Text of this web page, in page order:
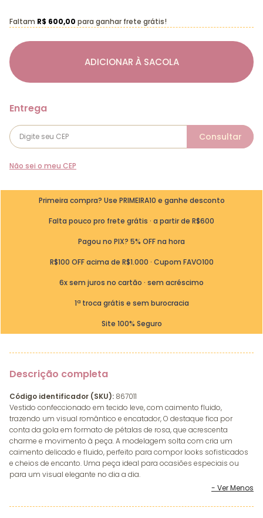
ADICIONAR À SACOLA
Faltam R$ 600,00 para ganhar frete grátis!
Não sei o meu CEP
Primeira compra? Use PRIMEIRA10 e ganhe desconto
Falta pouco pro frete grátis · a partir de R$600
Pagou no PIX? 5% OFF na hora
R$100 OFF acima de R$1.000 · Cupom FAVO100
6x sem juros no cartão · sem acréscimo
1ª troca grátis e sem burocracia
Site 100% Seguro
Descrição completa
Código identificador (SKU): 867011
Vestido confeccionado em tecido leve, com caimento fluido,
trazendo um visual romântico e encatador, O destaque fica por
conta da gola em formato de pétalas de rosa, que acrescenta
charme e movimento à peça. A modelagem solta com cria um
caimento delicado e fluido, perfeito para compor looks sofisticados
e cheios de encanto. Uma peça ideal para ocasiões especiais ou
para um visual elegante no dia a dia.